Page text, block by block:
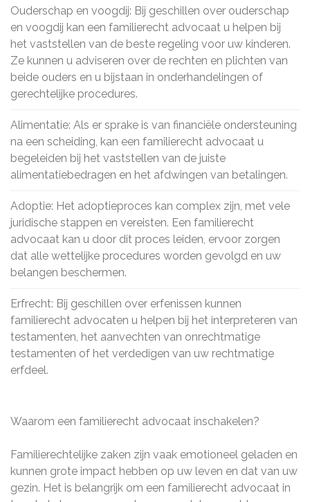
Ouderschap en voogdij: Bij geschillen over ouderschap
en voogdij kan een familierecht advocaat u helpen bij
het vaststellen van de beste regeling voor uw kinderen.
Ze kunnen u adviseren over de rechten en plichten van
beide ouders en u bijstaan in onderhandelingen of
gerechtelijke procedures.
Alimentatie: Als er sprake is van financiële ondersteuning
na een scheiding, kan een familierecht advocaat u
begeleiden bij het vaststellen van de juiste
alimentatiebedragen en het afdwingen van betalingen.
Adoptie: Het adoptieproces kan complex zijn, met vele
juridische stappen en vereisten. Een familierecht
advocaat kan u door dit proces leiden, ervoor zorgen
dat alle wettelijke procedures worden gevolgd en uw
belangen beschermen.
Erfrecht: Bij geschillen over erfenissen kunnen
familierecht advocaten u helpen bij het interpreteren van
testamenten, het aanvechten van onrechtmatige
testamenten of het verdedigen van uw rechtmatige
erfdeel.
Waarom een familierecht advocaat inschakelen?
Familierechtelijke zaken zijn vaak emotioneel geladen en
kunnen grote impact hebben op uw leven en dat van uw
gezin. Het is belangrijk om een familierecht advocaat in